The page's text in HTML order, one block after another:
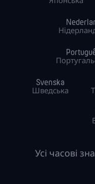
Svenska
Шведська
Усі часові